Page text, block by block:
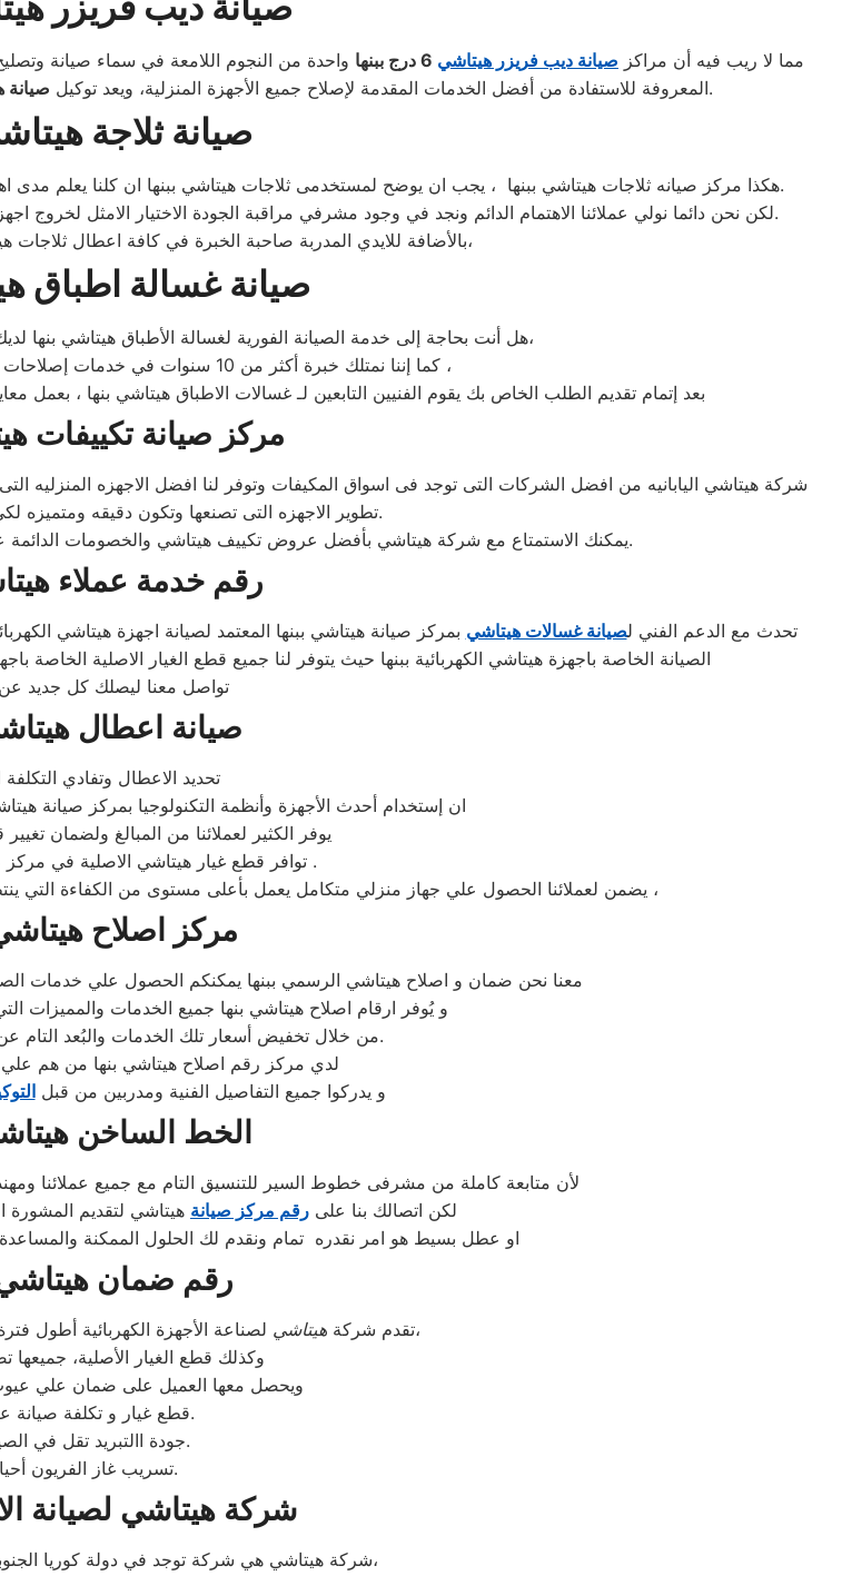
مما لا ريب فيه أن مراكز صيانة ديب فريزر هيتاشي درج ببنها واحدة من النجوم اللامعة في سماء صيانة
المعروفة للاستفادة من أفضل الخدمات المقدمة لإصلاح جميع الأجهزة المنزلية، ويعد توكيل صيانة الواجهة المثالية للتعويل عليه والاستعانة به في ذلك العالم الكبير.
صيانة ثلاجة
هكذا مركز صيانه ثلاجات هيتاشي ببنها ، يجب ان يوضح لمستخدمى ثلاجات هيتاشي ببنها ان كلنا يعلم مدى اهمية الثلاجة بالمنزل ونحن لا ندخر جهدا كي نلبي جميع طلبات الصيانه لثلاجات هيتاشي.
لكن نحن دائما نولي عملائنا الاهتمام الدائم ونجد في وجود مشرفي مراقبة الجودة الاختيار الامثل لخروج اجهزة الثلاجات سواء من مركز الصيانه لثلاجات هيتاشي المعتمد ببنها او من منزل العميل.
بالأضافة للايدي المدربة صاحبة الخبرة في كافة اعطال ثلاجات هيتاشي بجميع موديلاتها القديم منها والحديث،
صيانة غسالة اطباق
هل أنت بحاجة إلى خدمة الصيانة الفورية لغسالة الأطباق هيتاشي بنها لديك؟ نحن نمنحك خدمة الصيانة الفورية التي ترغب بها،
كما إننا نمتلك خبرة أكثر من 10 سنوات في خدمات إصلاحات كافة أنواع غسالات الأطباق هيتاشي بنها ،
بعد إتمام تقديم الطلب الخاص بك يقوم الفنيين التابعين لـ غسالات الاطباق هيتاشي بنها ، بعمل
مركز صيانة تكييفات
تطوير الاجهزه التى تصنعها وتكون دقيقه ومتميزه لكى حتى تظل رقم 1 في السوق.
يمكنك الاستمتاع مع شركة هيتاشي بأفضل عروض تكييف هيتاشي والخصومات الدائمة على كافة الموديلات من تكييف 1.5 حصان و2.25حصان و3حصان.
رقم خدمة عملاء
تحدث مع الدعم الفني لصيانة غسالات هيتاشي بمركز صيانة هيتاشي ببنها المعتمد لصيانة اجهزة هيتاشي
الصيانة الخاصة باجهزة هيتاشي الكهربائية ببنها حيث يتوفر لنا جميع قطع الغيار الاصلية
تواصل معنا ليصلك كل جديد
صيانة اعطال
تحديد الاعطال وتفادي التكلفة
ان إستخدام أحدث الأجهزة وأنظمة التكنولوجيا بمركز صيانة
يوفر الكثير لعملائنا من المبالغ ولضمان
» توافر قطع غيار هيتاشي الاصلية في مركز صيانة هيتاشي ببنها .
يضمن لعملائنا الحصول علي جهاز منزلي متكامل يعمل بأعلى مستوى من الكفاءة التي ينتظرها عملائنا ولتعزيز الثقة في مركز صيانة هيتاشي بنها المعتمد ببنها ،
مركز اصلاح هيتاشي
معنا نحن ضمان و اصلاح هيتاشي الرسمي ببنها يمكنكم الحصول علي خدمات
و يُوفر ارقام اصلاح هيتاشي بنها جميع الخدمات والمميزات
من خلال تخفيض أسعار تلك الخدمات والبُعد التام عن التكاليف المالية باهظة الثمن.
لدي مركز رقم اصلاح هيتاشي بنها من هم علي
و يدركوا جميع التفاصيل الفنية ومدربين من قبل
الخط الساخن
لأن متابعة كاملة من مشرفى خطوط السير للتنسيق التام مع جميع عملائنا
لكن اتصالك بنا على رقم مركز صيانة هيتاشي لتقديم المشورة
او عطل بسيط هو امر نقدره تمام ونقدم لك الحلول الممكنة
رقم ضمان هيتاشي
تقدم شركةهيتاشي لصناعة الأجهزة الكهربائية أطول
على جميع الأجهزة المنزلية،
وكذلك قطع الغيار الأصلية، جميعها
ويحصل معها العميل على ضمان علي
قطع غيار و تكلفة صيانة عالية.
جودة االتبريد تقل في الصيف.
تسريب غاز الفريون أحيانا.
شركة هيتاشي لصيانة
شركة هيتاشي هي شركة توجد في دولة كوريا الجنوبيّة، وتحديداً في مدينة سيؤول،